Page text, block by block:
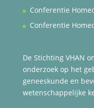
Conferentie
Conferentie
De Stichting VHAN
onderzoek op het
geneeskunde en
wetenschappelijke